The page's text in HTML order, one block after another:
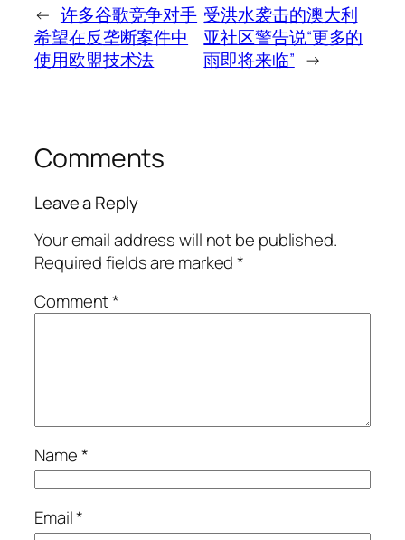
← 许多谷歌竞争对手
希望在反垄断案件中
使用欧盟技术法
受洪水袭击的澳大利
亚社区警告说“更多的
雨即将来临” →
Comments
Leave a Reply
Your email address will not be published.
Required fields are marked*
Comment*
Name*
Email*